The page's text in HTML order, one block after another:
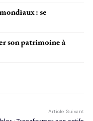
: se
son patrimoine à
Article Suivant